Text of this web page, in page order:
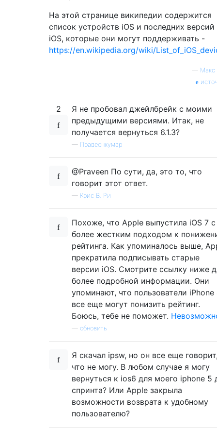
На этой странице википедии содержится
список устройств iOS и последних версий
iOS, которые они могут поддерживать -
https://en.wikipedia.org/wiki/
— Макс
2
Я не пробовал джейлбрейк с моими
предыдущими версиями. Итак, не
получается вернуться 6.1.3?
— Правеенкумар
@Praveen По сути, да, это то, что
говорит этот ответ.
— Крис В. Ри
Похоже, что Apple выпустила iOS 7 с
более жестким подходом к
рейтинга. Как упоминалось выше,
прекратила подписывать старые
версии iOS. Смотрите ссылку ниже
более подробной информации. Они
упоминают, что пользователи iPhone
все еще могут понизить рейтинг.
Боюсь, тебе не поможет.
обновить
Я скачал ipsw, но он все еще
что не могу. В любом случае я могу
вернуться к ios6 для моего iphone 5
спринта? Или Apple закрыла
возможности возврата к удобному
пользователю?